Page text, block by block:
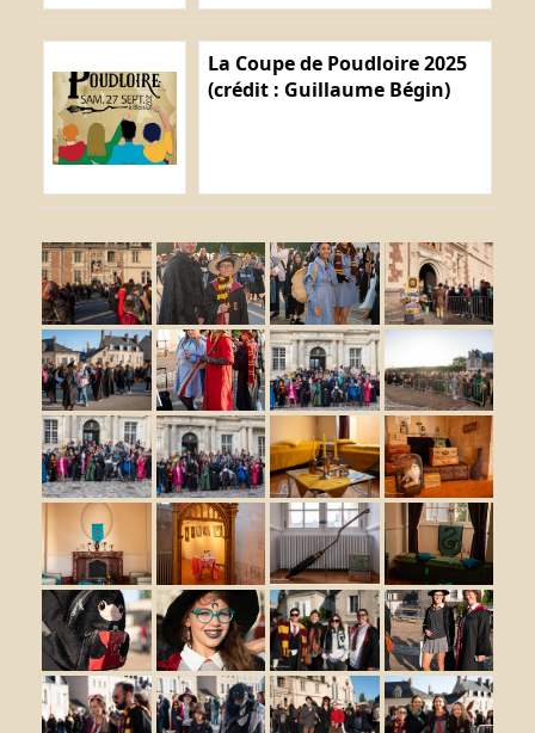
La Coupe de Poudloire 2025
(crédit : Guillaume Bégin)